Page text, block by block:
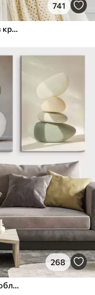
741
Крупний план білої квітки півонії з крапельками води на пелюстках на розмитому фоні
268
Пеалістичні естетичні камені, оздоблення будинку, природне освітлення